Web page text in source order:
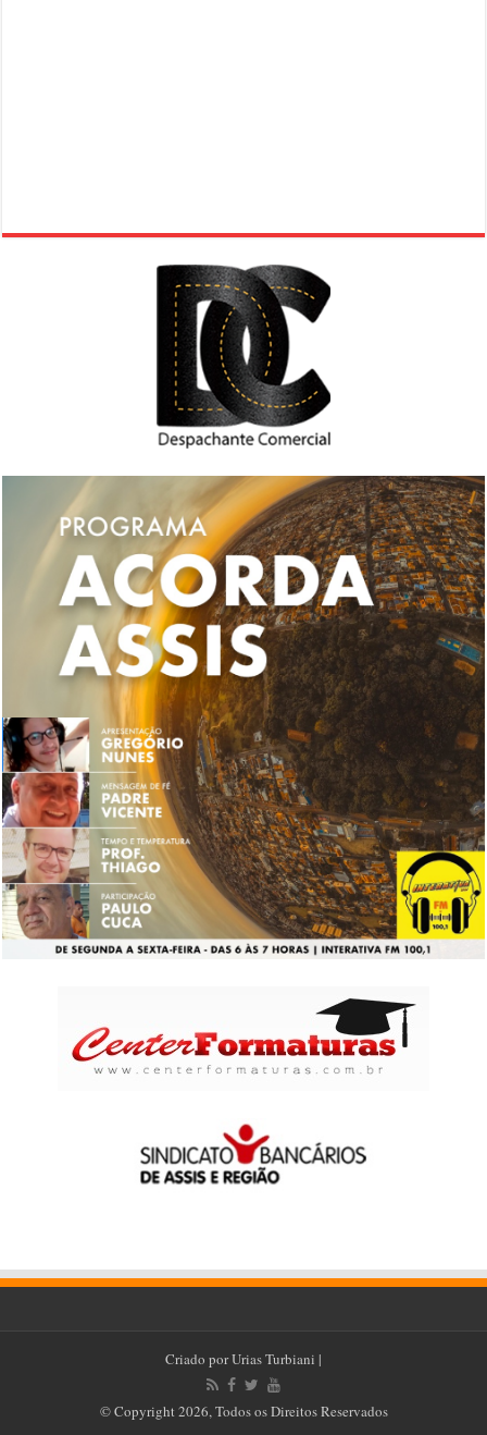
Criado porUrias Turbiani |
© Copyright 2026, Todos os Direitos Reservados